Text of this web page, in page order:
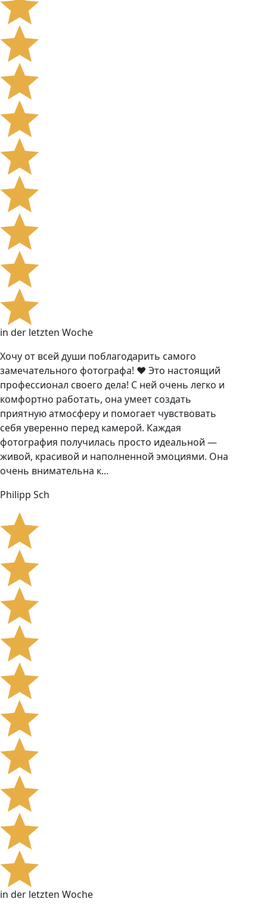
in der letzten Woche
Хочу от всей души поблагодарить самого
замечательного фотографа! ❤️ Это настоящий
профессионал своего дела! С ней очень легко и
комфортно работать, она умеет создать
приятную атмосферу и помогает чувствовать
себя уверенно перед камерой. Каждая
фотография получилась просто идеальной —
живой, красивой и наполненной эмоциями. Она
очень внимательна к...
Philipp Sch
in der letzten Woche